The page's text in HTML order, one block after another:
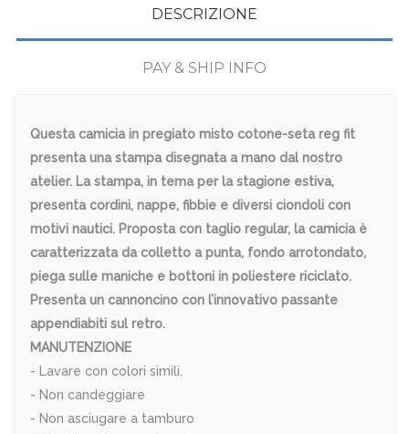
DESCRIZIONE
PAY & SHIP INFO
Questa camicia in pregiato misto cotone-seta reg fit
presenta una stampa disegnata a mano dal nostro
atelier. La stampa, in tema per la stagione estiva,
presenta cordini, nappe, fibbie e diversi ciondoli con
motivi nautici. Proposta con taglio regular, la camicia è
caratterizzata da colletto a punta, fondo arrotondato,
piega sulle maniche e bottoni in poliestere riciclato.
Presenta un cannoncino con l’innovativo passante
appendiabiti sul retro.
MANUTENZIONE
- Lavare con colori simili.
- Non candeggiare
- Non asciugare a tamburo